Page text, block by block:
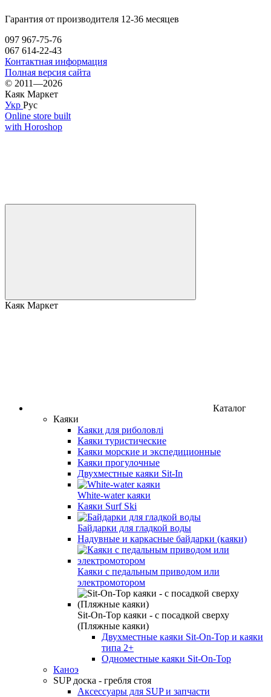
Гарантия от производителя 12-36 месяцев
097 967-75-76
067 614-22-43
Контактная информация
Полная версия сайта
© 2011—2026
Каяк Маркет
Укр Рус
Online store built
with Horoshop
Каяк Маркет
Каталог
Каяки
Каяки для риболовлі
Каяки туристические
Каяки морские и экспедиционные
Каяки прогулочные
Двухместные каяки Sit-In
White-water каяки
Каяки Surf Ski
Байдарки для гладкой воды
Надувные и каркасные байдарки (каяки)
Каяки с педальным приводом или
электромотором
Sit-On-Top каяки - с посадкой сверху
(Пляжные каяки)
Двухместные каяки Sit-On-Top и каяки
типа 2+
Одноместные каяки Sit-On-Top
Каноэ
SUP доска - гребля стоя
Аксессуары для SUP и запчасти